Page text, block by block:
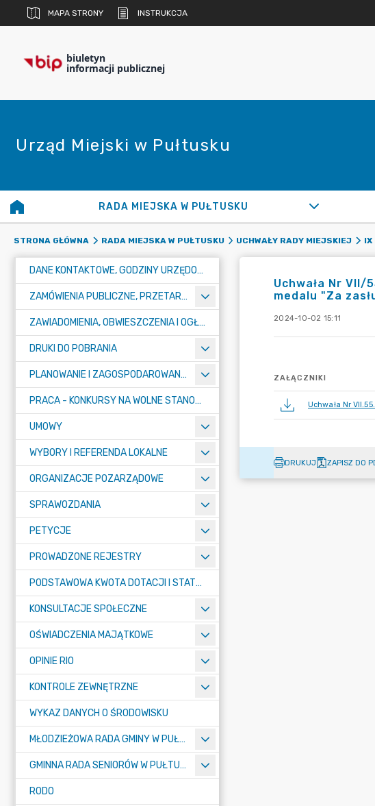
MAPA STRONY INSTRUKCJA
biuletyn
informacji publicznej
Urząd Miejski w Pułtusku
RADA MIEJSKA W PUŁTUSKU
STRONA GŁÓWNA RADA MIEJSKA W PUŁTUSKU UCHWAŁY RADY MIEJSKIEJ
DANE KONTAKTOWE, GODZINY URZĘDOWANIA I NUMER KONTA BANKOWEGO
ZAMÓWIENIA PUBLICZNE, PRZETARGI, KONKURSY
ZAWIADOMIENIA, OBWIESZCZENIA I OGŁOSZENIA
DRUKI DO POBRANIA
PLANOWANIE I ZAGOSPODAROWANIE PRZESTRZENNE
PRACA - KONKURSY NA WOLNE STANOWISKA
UMOWY
WYBORY I REFERENDA LOKALNE
ORGANIZACJE POZARZĄDOWE
SPRAWOZDANIA
PETYCJE
PROWADZONE REJESTRY
PODSTAWOWA KWOTA DOTACJI I STATYSTYCZNA LICZBA UCZNIÓW
KONSULTACJE SPOŁECZNE
OŚWIADCZENIA MAJĄTKOWE
OPINIE RIO
KONTROLE ZEWNĘTRZNE
WYKAZ DANYCH O ŚRODOWISKU
MŁODZIEŻOWA RADA GMINY W PUŁTUSKU
GMINNA RADA SENIORÓW W PUŁTUSKU
RODO
Uchwała Nr
medalu "Za
2024-10-02 15:11
ZAŁĄCZNIKI
Uchwała Nr
DRUKUJ ZAPISZ DO